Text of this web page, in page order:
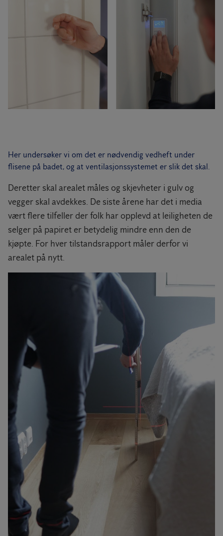
Her undersøker vi om det er nødvendig vedheft under
flisene på badet, og at ventilasjonssystemet er slik det skal.
Deretter skal arealet måles og skjevheter i gulv og
vegger skal avdekkes. De siste årene har det i media
vært flere tilfeller der folk har opplevd at leiligheten de
selger på papiret er betydelig mindre enn den de
kjøpte. For hver tilstandsrapport måler derfor vi
arealet på nytt.